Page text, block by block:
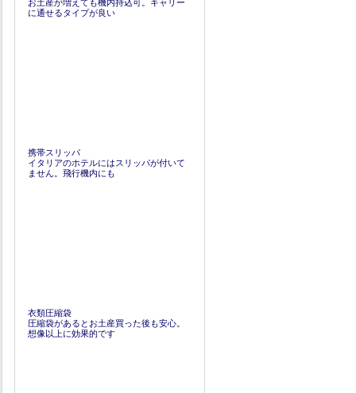
お土産が増えても機内持込可。キャリー
に通せるタイプが良い
携帯スリッパ
イタリアのホテルにはスリッパが付いて
ません。飛行機内にも
衣類圧縮袋
圧縮袋があるとお土産買った後も安心。
想像以上に効果的です